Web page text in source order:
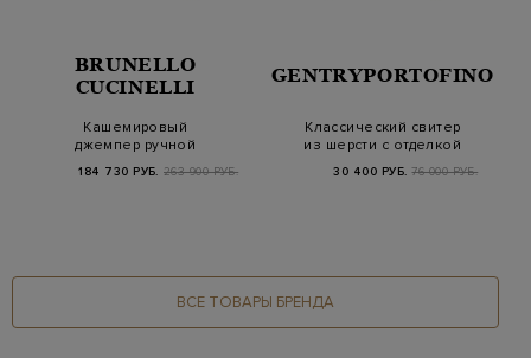
BRUNELLO
CUCINELLI
Кашемировый
джемпер ручной
работы с вышивкой
из пайето…
184 730 РУБ. 263 900 РУБ.
GENTRYPORTOFINO
Классический свитер
из шерсти с отделкой
английской вя…
30 400 РУБ. 76 000 РУБ.
ВСЕ ТОВАРЫ БРЕНДА